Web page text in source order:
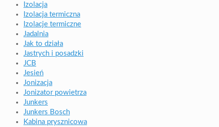
Izolacja
Izolacja termiczna
Izolacje termiczne
Jadalnia
Jak to działa
Jastrych i posadzki
JCB
Jesień
Jonizacja
Jonizator powietrza
Junkers
Junkers Bosch
Kabina prysznicowa